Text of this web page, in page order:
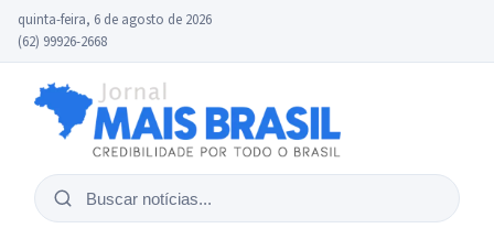
quinta-feira, 6 de agosto de 2026
(62) 99926-2668
Buscar